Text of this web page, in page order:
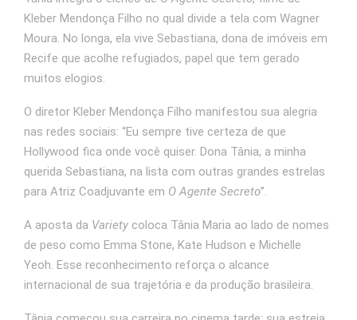
Kleber Mendonça Filho no qual divide a tela com Wagner
Moura. No longa, ela vive Sebastiana, dona de imóveis em
Recife que acolhe refugiados, papel que tem gerado
muitos elogios.
O diretor Kleber Mendonça Filho manifestou sua alegria
nas redes sociais: “Eu sempre tive certeza de que
Hollywood fica onde você quiser. Dona Tânia, a minha
querida Sebastiana, na lista com outras grandes estrelas
para Atriz Coadjuvante em O Agente Secreto”.
A aposta da Variety coloca Tânia Maria ao lado de nomes
de peso como Emma Stone, Kate Hudson e Michelle
Yeoh. Esse reconhecimento reforça o alcance
internacional de sua trajetória e da produção brasileira.